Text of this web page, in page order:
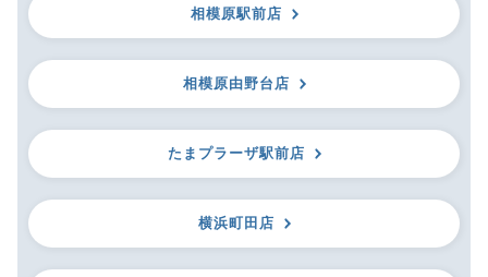
相模原駅前店
相模原由野台店
たまプラーザ駅前店
横浜町田店